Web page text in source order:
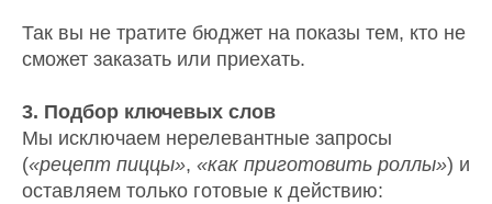
Так вы не тратите бюджет на показы тем, кто не
сможет заказать или приехать.
3. Подбор ключевых слов
Мы исключаем нерелевантные запросы
(«рецепт пиццы», «как приготовить роллы») и
оставляем только готовые к действию: